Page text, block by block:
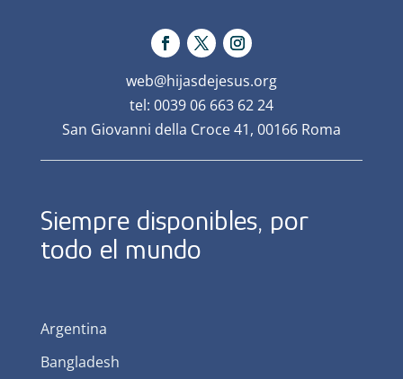
web@hijasdejesus.org
tel: 0039 06 663 62 24
San Giovanni della Croce 41, 00166 Roma
Siempre disponibles, por
todo el mundo
Argentina
Bangladesh